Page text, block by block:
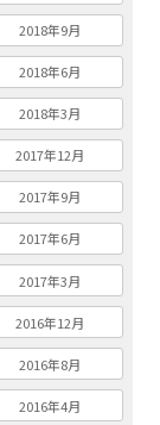
2018年9月
2018年6月
2018年3月
2017年12月
2017年9月
2017年6月
2017年3月
2016年12月
2016年8月
2016年4月